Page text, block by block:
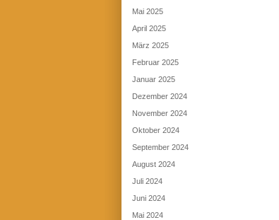
Mai 2025
April 2025
März 2025
Februar 2025
Januar 2025
Dezember 2024
November 2024
Oktober 2024
September 2024
August 2024
Juli 2024
Juni 2024
Mai 2024